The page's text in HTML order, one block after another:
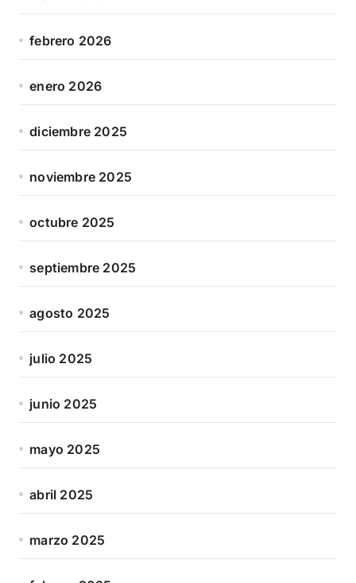
febrero 2026
enero 2026
diciembre 2025
noviembre 2025
octubre 2025
septiembre 2025
agosto 2025
julio 2025
junio 2025
mayo 2025
abril 2025
marzo 2025